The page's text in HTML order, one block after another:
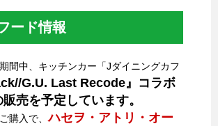
ード情報
間中、キッチンカー「Jダイニングカフ
G.U. Last Recode』コラボ
売を予定しています。
購入で、ハセヲ・アトリ・オー